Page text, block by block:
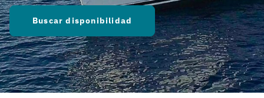
Buscar disponibilidad